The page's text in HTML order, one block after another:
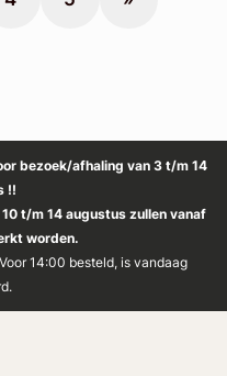
bezoek/afhaling van 3 t/m 14
!!
t/m 14 augustus zullen vanaf
worden.
14:00 besteld, is vandaag